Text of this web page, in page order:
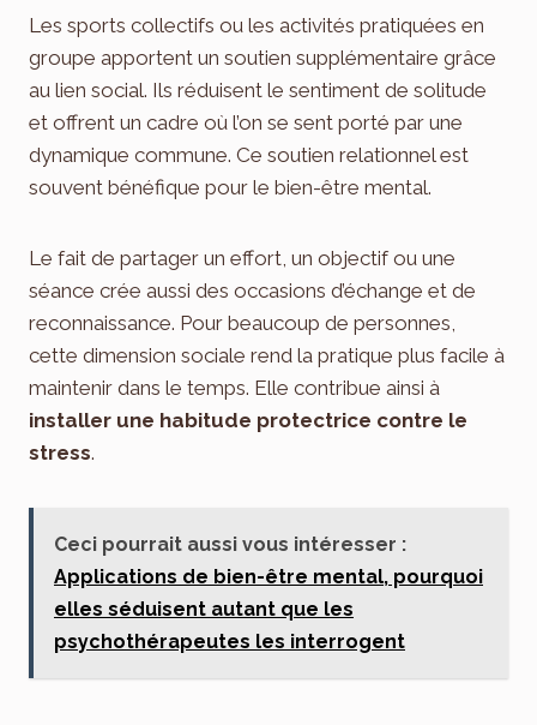
Les sports collectifs ou les activités pratiquées en
groupe apportent un soutien supplémentaire grâce
au lien social. Ils réduisent le sentiment de solitude
et offrent un cadre où l’on se sent porté par une
dynamique commune. Ce soutien relationnel est
souvent bénéfique pour le bien-être mental.
Le fait de partager un effort, un objectif ou une
séance crée aussi des occasions d’échange et de
reconnaissance. Pour beaucoup de personnes,
cette dimension sociale rend la pratique plus facile à
maintenir dans le temps. Elle contribue ainsi à
installer une habitude protectrice contre le
stress.
Ceci pourrait aussi vous intéresser :
Applications de bien-être mental, pourquoi
elles séduisent autant que les
psychothérapeutes les interrogent